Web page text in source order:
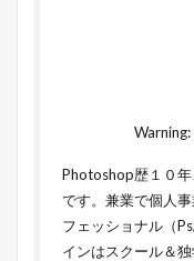
Photoshop歴１０
です。兼業で個人
フェッショナル（
インはスクール＆